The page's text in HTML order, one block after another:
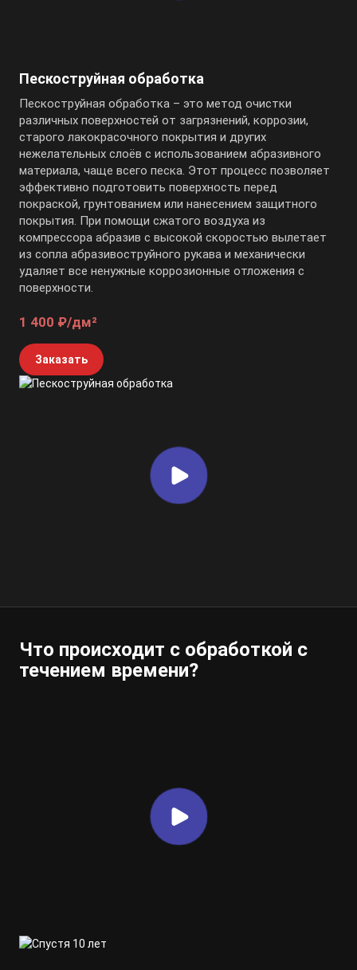
Пескоструйная обработка
Пескоструйная обработка – это метод очистки
различных поверхностей от загрязнений, коррозии,
старого лакокрасочного покрытия и других
нежелательных слоёв с использованием абразивного
материала, чаще всего песка. Этот процесс позволяет
эффективно подготовить поверхность перед
покраской, грунтованием или нанесением защитного
покрытия. При помощи сжатого воздуха из
компрессора абразив с высокой скоростью вылетает
из сопла абразивоструйного рукава и механически
удаляет все ненужные коррозионные отложения с
поверхности.
1 400 ₽/дм²
Заказать
Что происходит с обработкой с
течением времени?